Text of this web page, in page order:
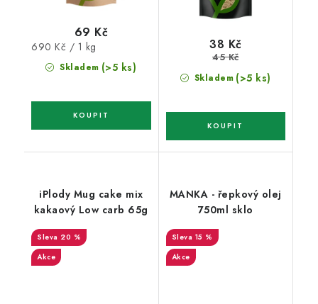
Skladem (>5 ks)
69 Kč
Měrná
cena:
690 Kč / 1 kg
Skladem (>5 ks)
38 Kč
45 Kč
iPlody Mug cake mix
kakaový Low carb 65g
20 %
Akce
MANKA - řepkový olej
750ml sklo
15 %
Akce